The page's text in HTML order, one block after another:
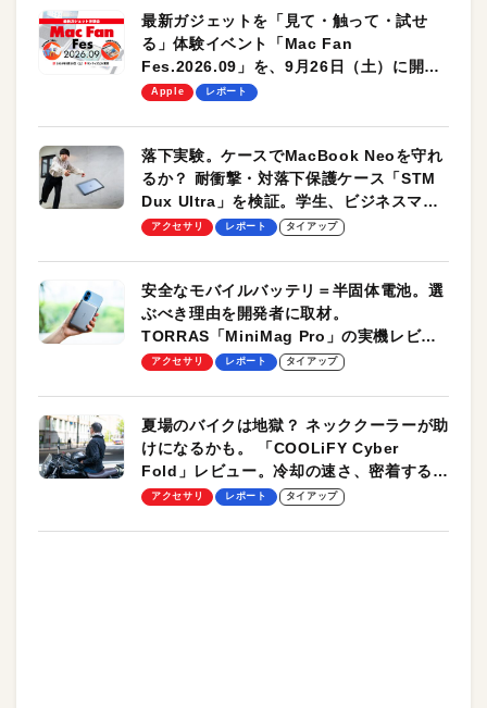
最新ガジェットを「見て・触って・試せ
る」体験イベント「Mac Fan
Fes.2026.09」を、9月26日（土）に開催
します！
Apple レポート
落下実験。ケースでMacBook Neoを守れ
るか？ 耐衝撃・対落下保護ケース「STM
Dux Ultra」を検証。学生、ビジネスマン
のモバイルユースに最適！
アクセサリ レポート タイアップ
安全なモバイルバッテリ＝半固体電池。選
ぶべき理由を開発者に取材。
TORRAS「MiniMag Pro」の実機レビュ
ーも
アクセサリ レポート タイアップ
夏場のバイクは地獄？ ネッククーラーが助
けになるかも。 「COOLiFY Cyber
Fold」レビュー。冷却の速さ、密着する冷
却プレート、シンプルな操作性がグッド！
アクセサリ レポート タイアップ